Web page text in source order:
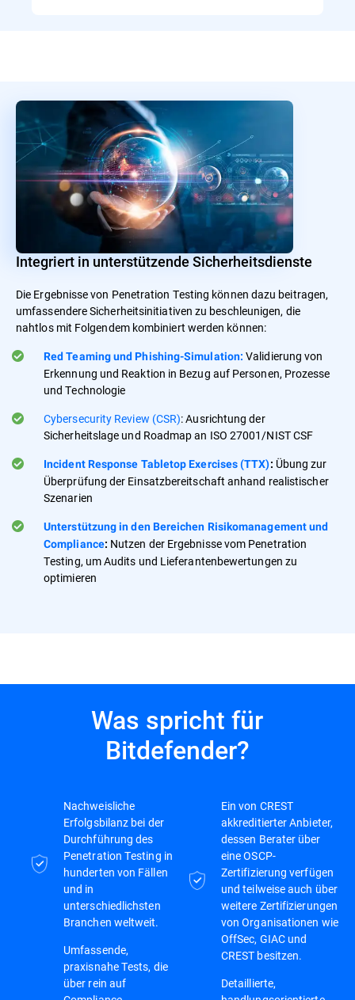
Integriert in unterstützende Sicherheitsdienste
Die Ergebnisse von Penetration Testing können dazu beitragen,
umfassendere Sicherheitsinitiativen zu beschleunigen, die
nahtlos mit Folgendem kombiniert werden können:
Red Teaming und Phishing-Simulation: Validierung von
Erkennung und Reaktion in Bezug auf Personen, Prozesse
und Technologie
Cybersecurity Review (CSR): Ausrichtung der
Sicherheitslage und Roadmap an ISO 27001/NIST CSF
Incident Response Tabletop Exercises (TTX): Übung zur
Überprüfung der Einsatzbereitschaft anhand realistischer
Szenarien
Unterstützung in den Bereichen Risikomanagement und
Compliance: Nutzen der Ergebnisse vom Penetration
Testing, um Audits und Lieferantenbewertungen zu
optimieren
Was spricht für
Bitdefender?
Nachweisliche
Erfolgsbilanz bei der
Durchführung des
Penetration Testing in
hunderten von Fällen
und in
unterschiedlichsten
Branchen weltweit.
Umfassende,
praxisnahe Tests, die
über rein auf
Ein von CREST
akkreditierter Anbieter,
dessen Berater über
eine OSCP-
Zertifizierung verfügen
und teilweise auch über
weitere Zertifizierungen
von Organisationen wie
OffSec, GIAC und
CREST besitzen.
Detaillierte,